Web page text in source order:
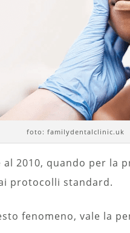
foto: familydentalclinic.uk
al 2010, quando per la
protocolli standard.
fenomeno, vale la